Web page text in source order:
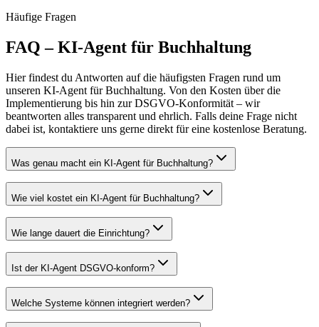
Häufige Fragen
FAQ –KI-Agent für Buchhaltung
Hier findest du Antworten auf die häufigsten Fragen rund um
unseren KI-Agent für Buchhaltung. Von den Kosten über die
Implementierung bis hin zur DSGVO-Konformität – wir
beantworten alles transparent und ehrlich. Falls deine Frage nicht
dabei ist, kontaktiere uns gerne direkt für eine kostenlose Beratung.
Was genau macht ein KI-Agent für Buchhaltung?
Wie viel kostet ein KI-Agent für Buchhaltung?
Wie lange dauert die Einrichtung?
Ist der KI-Agent DSGVO-konform?
Welche Systeme können integriert werden?